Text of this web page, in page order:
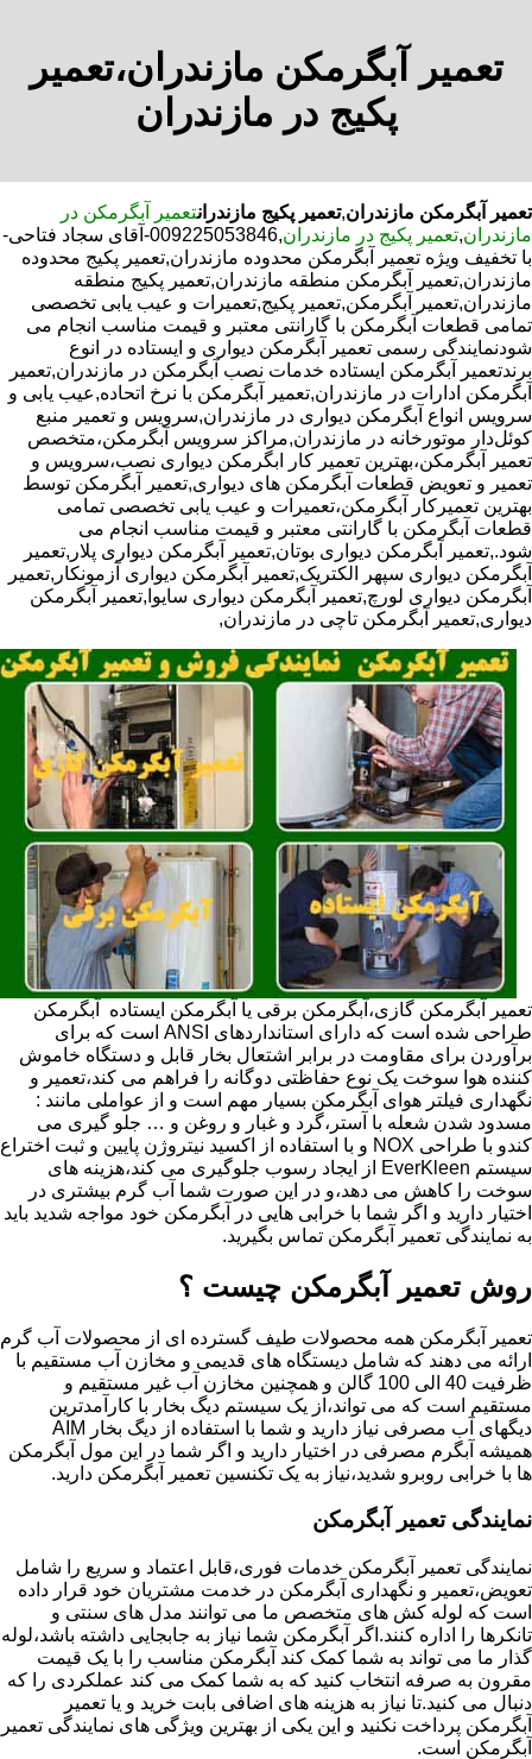
تعمیر آبگرمکن مازندران،تعمیر
پکیج در مازندران
تعمیر آبگرمکن مازندران,تعمیر پکیج مازندرانتعمیر آبگرمکن در
مازندران,تعمیر پکیج در مازندران
,009225053846-آقای سجاد فتاحی-
با تخفیف ویژه تعمیر آبگرمکن محدوده مازندران,تعمیر پکیج محدوده
مازندران,تعمیر آبگرمکن منطقه مازندران,تعمیر پکیج منطقه
مازندران,تعمیر آبگرمکن,تعمیر پکیج,تعمیرات و عیب یابی تخصصی
تمامی قطعات آبگرمکن با گارانتی معتبر و قیمت مناسب انجام می
شودنمایندگی رسمی تعمیر آبگرمکن دیواری و ایستاده در انوع
برندتعمیر آبگرمکن ایستاده خدمات نصب آبگرمکن در مازندران,تعمیر
آبگرمکن ادارات در مازندران,تعمیر آبگرمکن با نرخ اتحاده,عیب یابی و
سرویس انواع آبگرمکن دیواری در مازندران,سرویس و تعمیر منبع
کوئل‌دار موتورخانه در مازندران,مراکز سرویس آبگرمکن،متخصص
تعمیر آبگرمکن،بهترین تعمیر کار ابگرمکن دیواری نصب،سرویس و
تعمیر و تعویض قطعات آبگرمکن های دیواری,تعمیر آبگرمکن توسط
بهترین تعمیرکار آبگرمکن،تعمیرات و عیب یابی تخصصی تمامی
قطعات آبگرمکن با گارانتی معتبر و قیمت مناسب انجام می
شود.,تعمیر آبگرمکن دیواری بوتان,تعمیر آبگرمکن دیواری پلار,تعمیر
آبگرمکن دیواری سپهر الکتریک,تعمیر آبگرمکن دیواری آزمونکار,تعمیر
آبگرمکن دیواری لورچ,تعمیر آبگرمکن دیواری سایوا,تعمیر آبگرمکن
دیواری,تعمیر آبگرمکن تاچی در مازندران,
تعمیر آبگرمکن گازی،آبگرمکن برقی یا آبگرمکن ایستاده ​ آبگرمکن
طراحی شده است که دارای استانداردهای ANSI است که برای
برآوردن برای مقاومت در برابر اشتعال بخار قابل و دستگاه خاموش
کننده هوا سوخت یک نوع حفاظتی دوگانه را فراهم می کند،تعمیر و
نگهداری فیلتر هوای آبگرمکن بسیار مهم است و از عواملی مانند :
مسدود شدن شعله با آستر،گرد و غبار و روغن و … جلو گیری می
کندو با طراحی NOX و با استفاده از اکسید نیتروژن پایین و ثبت اختراع
سیستم EverKleen از ایجاد رسوب جلوگیری می کند،هزینه های
سوخت را کاهش می دهد،و در این صورت شما آب گرم بیشتری در
اختیار دارید و اگر شما با خرابی هایی در آبگرمکن خود مواجه شدید باید
به نمایندگی تعمیر آبگرمکن تماس بگیرید.
روش تعمیر آبگرمکن چیست ؟
تعمیر آبگرمکن همه محصولات طیف گسترده ای از محصولات آب گرم
ارائه می دهند که شامل دیستگاه های قدیمی و مخازن آب مستقیم با
ظرفیت 40 الی 100 گالن و همچنین مخازن آب غیر مستقیم و
مستقیم است که می تواند،از یک سیستم دیگ بخار با کارآمدترین
دیگهای آب مصرفی نیاز دارید و شما با استفاده از دیگ بخار AIM
همیشه آبگرم مصرفی در اختیار دارید و اگر شما در این مول آبگرمکن
ها با خرابی روبرو شدید،نیاز به یک تکنسین تعمیر آبگرمکن دارید.
نمایندگی تعمیر آبگرمکن
نمایندگی تعمیر آبگرمکن خدمات فوری،قابل اعتماد و سریع را شامل
تعویض،تعمیر و نگهداری آبگرمکن در خدمت مشتریان خود قرار داده
است که لوله کش های متخصص ما می توانند مدل های سنتی و
تانکرها را اداره کنند.اگر آبگرمکن شما نیاز به جابجایی داشته باشد،لوله
گذار ما می تواند به شما کمک کند آبگرمکن مناسب را با یک قیمت
مقرون به صرفه انتخاب کنید که به شما کمک می کند عملکردی را که
دنبال می کنید.تا نیاز به هزینه های اضافی بابت خرید و یا تعمیر
آبگرمکن پرداخت نکنید و این یکی از بهترین ویژگی های نمایندگی تعمیر
آبگرمکن است.